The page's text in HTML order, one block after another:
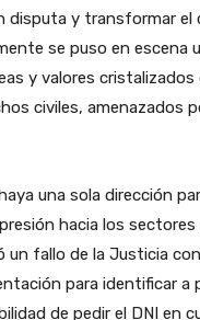
disputa y transformar el
se puso en escena
y valores
civiles, amenazados
una sola dirección
hacia los sectores
fallo de la Justicia
para identificar a
de pedir el DNI en